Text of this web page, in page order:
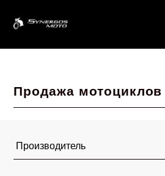
Продажа